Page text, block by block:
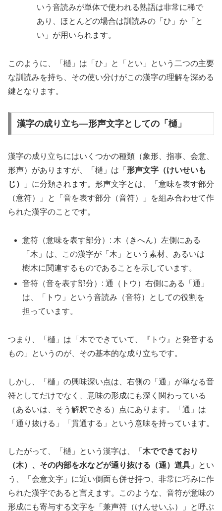
いう音読みが単体で使われる熟語は非常に稀で
あり、ほとんどの場合は訓読みの「ひ」か「と
い」が用いられます。
このように、「樋」は「ひ」と「とい」という二つの主要
な訓読みを持ち、その使い分けがこの漢字の理解を深める
鍵となります。
漢字の成り立ち—形声文字としての「樋」
漢字の成り立ちにはいくつかの種類（象形、指事、会意、
形声）がありますが、「樋」は「 形声文字（けいせいも
じ）
」に分類されます。形声文字とは、「意味を表す部分
（意符）」と「音を表す部分（音符）」を組み合わせて作
られた漢字のことです。
意符（意味を表す部分）: 木（きへん）左側にある
「木」は、この漢字が「木」という素材、あるいは
樹木に関連するものであることを示しています。
音符（音を表す部分）: 通（トウ）右側にある「通」
は、「トウ」という音読み（音符）としての役割を
担っています。
つまり、「樋」は「木でできていて、『トウ』と発音する
もの」というのが、その基本的な成り立ちです。
しかし、「樋」の興味深い点は、右側の「通」が単なる音
符としてだけでなく、意味の形成にも深く関わっている
（あるいは、そう解釈できる）点にあります。「通」は
「通り抜ける」「貫通する」という意味を持っています。
したがって、「樋」という漢字は、「 木でできており
（木）、その内部を水などが通り抜ける（通）道具 」とい
う、「会意文字」に近い側面も併せ持つ、非常に巧みに作
られた漢字であると言えます。このような、音符が意味の
形成にも寄与する文字を「兼声符（けんせいふ）」と呼ぶ